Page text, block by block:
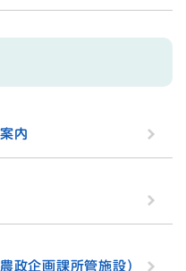
内
政企画課所管施設）